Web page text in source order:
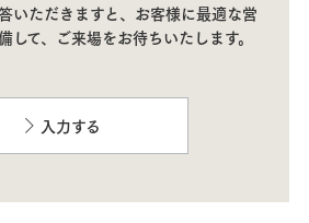
いただきますと、お客様に最適な営
て、 ご来場をお待ちいたします。
入力する